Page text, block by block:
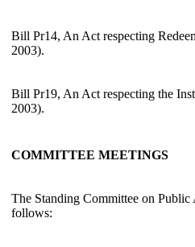
Bill Pr14, An Act respecting
2003).
Bill Pr19, An Act respecting the
2003).
COMMITTEE MEETINGS
The Standing Committee on
follows: